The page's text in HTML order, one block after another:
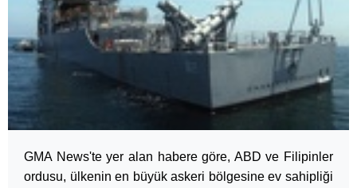
GMA News'te yer alan habere göre, ABD ve Filipinler
ordusu, ülkenin en büyük askeri bölgesine ev sahipliği